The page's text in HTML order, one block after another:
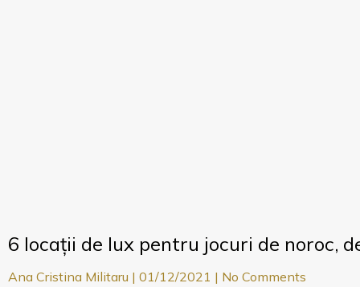
6 locații de lux pentru jocuri de noroc,
Ana Cristina Militaru 01/12/2021
No Comments